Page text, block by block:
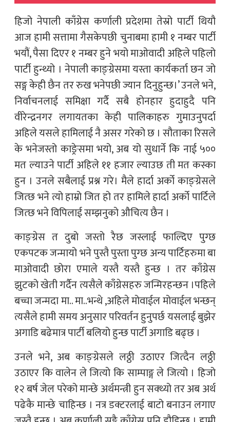
हिजो नेपाली काँग्रेस कर्णाली प्रदेशमा तेस्रो पार्टी थियौ
आज हामी सत्तामा गैसकेपछी चुनाबमा हामी १ नम्बर पार्टी
भयौं, पैसा दिएर १ नम्बर हुने भयो माओवादी अहिले पहिलो
पार्टी हुन्थ्यो । नेपाली काङ्ग्रेसमा यस्ता कार्यकर्ता छन जो
सङ्ग केही छैन तर रुख भनेपछी ज्यान दिनुहुन्छ।’ उनले भने,
निर्वाचनलाई समिक्षा गर्दै सबै होनहार हुदाहुदै पनि
वीरेन्द्रनगर लगायतका केही पालिकाहरु गुमाउनुपर्दा
अहिले यसले हामिलाई नै असर गरेको छ । सौताका रिसले
के भनेजस्तो काङ्रेसमा भयो, अब यो सुधार्ने कि नाई ५००
मत ल्याउने पार्टी अहिले ११ हजार ल्याउछ ती मत कस्का
हुन । उनले सबैलाई प्रश्न गरे। मैले हार्दा अर्को काङ्ग्रेसले
जित्छ भने त्यो हाम्रो जित हो तर हामिले हार्दा अर्को पार्टिले
जित्छ भने विपिलाई सम्झनुको औचित्य छैन ।
काङ्ग्रेस त दुबो जस्तो रैछ जस्लाई फाल्दिए पुग्छ
एकपटक जन्मायो भने पुस्तै पुस्ता पुग्छ अन्य पार्टिहरुमा बा
माओवादी छोरा एमाले यस्तै यस्तै हुन्छ । तर काँग्रेस
झुटको खेती गर्दैन त्यसैले काँग्रेसहरु जन्मिरहन्छन ।पहिले
बच्चा जन्मदा मा.. मा..भन्थे ,अहिले मोवाईल मोवाईल भन्छन्
त्यसैले हामी समय अनुसार परिवर्तन हुनुपर्छ यसलाई बुझेर
अगाडि बढेमात्र पार्टी बलियो हुन्छ पार्टी अगाडि बढ्छ ।
उनले भने, अब काङ्ग्रेसले लठ्ठी उठाएर जित्दैन लठ्ठी
उठाएर कि वालेन ले जित्यो कि साम्पाङ्ग ले जित्यो । हिजो
१२ बर्ष जेल परेको मान्छे अर्थमन्त्री हुन सक्थ्यो तर अब अर्थ
पढेकै मान्छे चाहिन्छ । नत्र डक्टरलाई बाटो बनाउन लगाए